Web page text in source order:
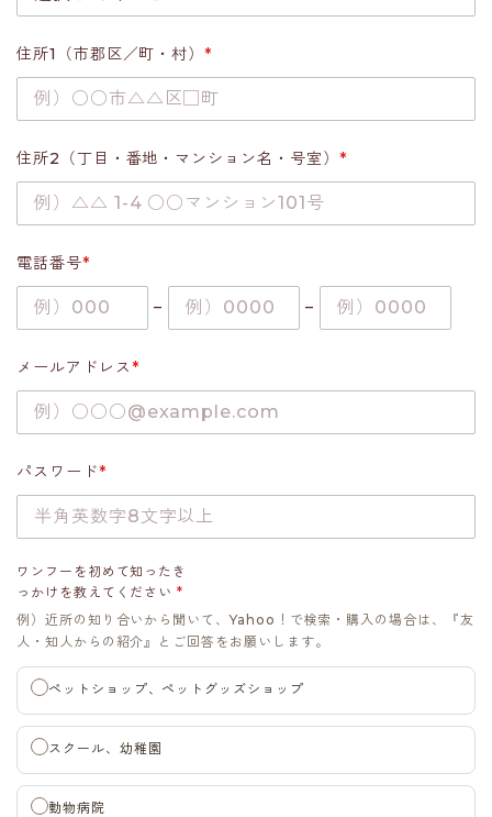
住所1（市郡区／町・村）*
住所2（丁目・番地・マンション名・号室） *
電話番号*
– –
メールアドレス*
パスワード*
ワンフーを初めて知ったき
っかけを教えてください*
例）近所の知り合いから聞いて、Yahoo！で検索・購入の場合は、『友
人・知人からの紹介』とご回答をお願いします。
ペットショップ、ペットグッズショップ
スクール、幼稚園
動物病院